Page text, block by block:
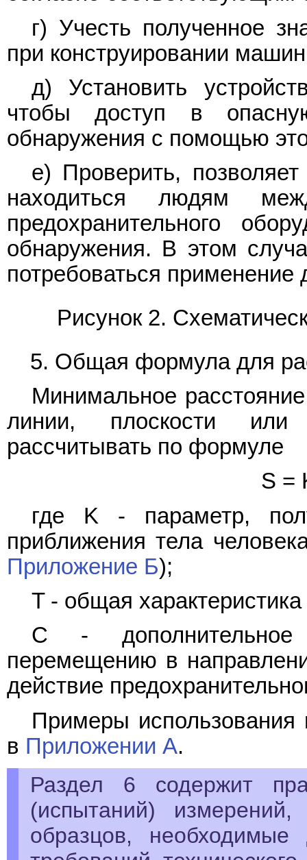
г) Учесть полученное
при конструировании
д) Установить
чтобы доступ в
обнаружения с помощью
е) Проверить,
находиться людям
предохранительного
обнаружения. В этом
потребоваться
Рисунок 2.
5. Общая формула для
Минимальное
линии, плоскости
рассчитывать по формуле
S =
где K - параметр,
приближения тела
Приложение Б);
T - общая
C - дополнительное
перемещению в
действие
Примеры использования
в Приложении А.
Раздел 6 содержит
(испытаний)
образцов,